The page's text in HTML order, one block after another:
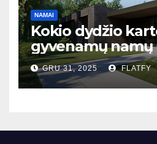
NAMAI
Kokio dydžio
gyvenamų
populiariausi
GRU 31, 2025 FLATFY